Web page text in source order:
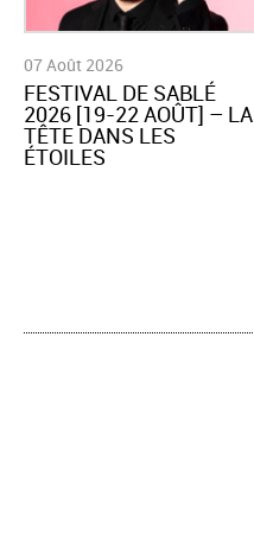
07 Août 2026
​FESTIVAL DE SABLÉ
2026 [19-22 AOÛT] – LA
TÊTE DANS LES
ÉTOILES